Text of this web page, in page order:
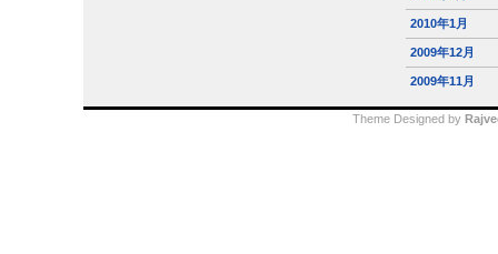
2010年1月
2009年12月
2009年11月
Theme Designed by